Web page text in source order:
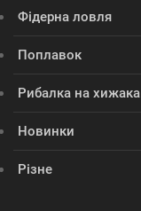
Фідерна ловля
Поплавок
Рибалка на хижака
Новинки
Різне